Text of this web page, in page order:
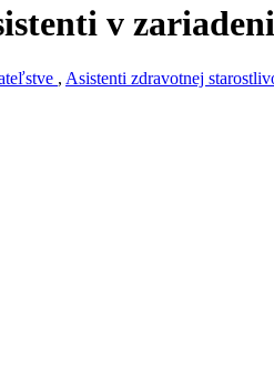
v
, Asistenti zdravotnej